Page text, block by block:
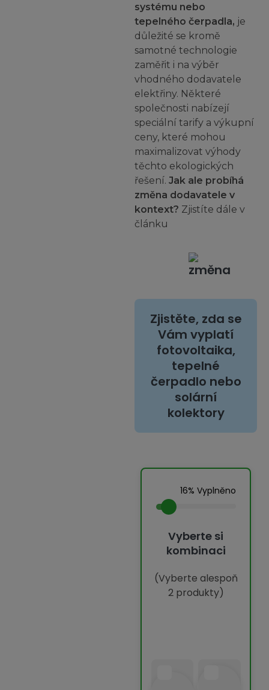
systému nebo
tepelného čerpadla, je
důležité se kromě
samotné technologie
zaměřit i na výběr
vhodného dodavatele
elektřiny. Některé
společnosti nabízejí
speciální tarify a výkupní
ceny, které mohou
maximalizovat výhody
těchto ekologických
řešení. Jak ale probíhá
změna dodavatele v
kontext? Zjistíte dále v
článku
Zjistěte, zda se
Vám vyplatí
fotovoltaika,
tepelné
čerpadlo nebo
solární
kolektory
16% Vyplněno
Vyberte si
kombinaci
(Vyberte alespoň
2 produkty)